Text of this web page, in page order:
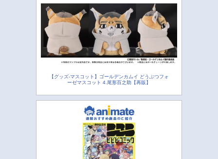
【グッズ-マスコット】ゴールデンカムイ どうぶつフォ
ーゼマスコット 4.尾形百之助【再販】